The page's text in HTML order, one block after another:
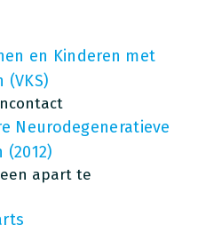
en Kinderen met
Neurodegeneratieve
apart te